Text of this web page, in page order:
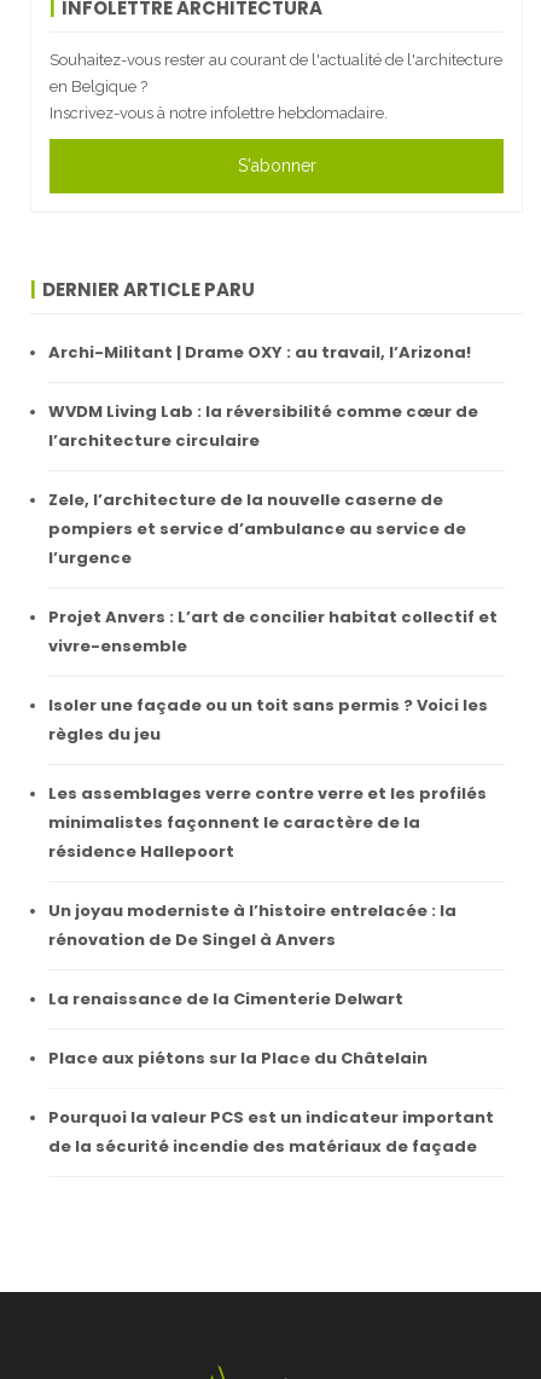
INFOLETTRE ARCHITECTURA
Souhaitez-vous rester au courant de l'actualité de l'architecture
en Belgique ?
Inscrivez-vous à notre infolettre hebdomadaire.
S'abonner
DERNIER ARTICLE PARU
Archi-Militant | Drame OXY : au travail, l’Arizona!
WVDM Living Lab : la réversibilité comme cœur de
l’architecture circulaire
Zele, l’architecture de la nouvelle caserne de
pompiers et service d’ambulance au service de
l’urgence
Projet Anvers : L’art de concilier habitat collectif et
vivre-ensemble
Isoler une façade ou un toit sans permis ? Voici les
règles du jeu
Les assemblages verre contre verre et les profilés
minimalistes façonnent le caractère de la
résidence Hallepoort
Un joyau moderniste à l’histoire entrelacée : la
rénovation de De Singel à Anvers
La renaissance de la Cimenterie Delwart
Place aux piétons sur la Place du Châtelain
Pourquoi la valeur PCS est un indicateur important
de la sécurité incendie des matériaux de façade